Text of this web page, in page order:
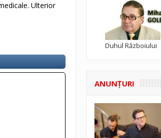
Ulterior
Duhul Războiului
ANUNŢURI